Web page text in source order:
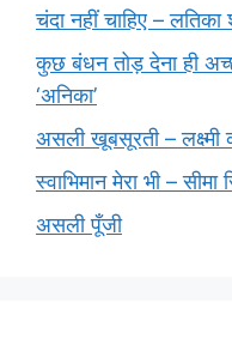
चंदा नहीं चाहिए – लतिका
कुछ बंधन तोड़ देना ही
‘अनिका’
असली खूबसूरती – लक्ष्मी
स्वाभिमान मेरा भी – सीमा
असली पूँजी